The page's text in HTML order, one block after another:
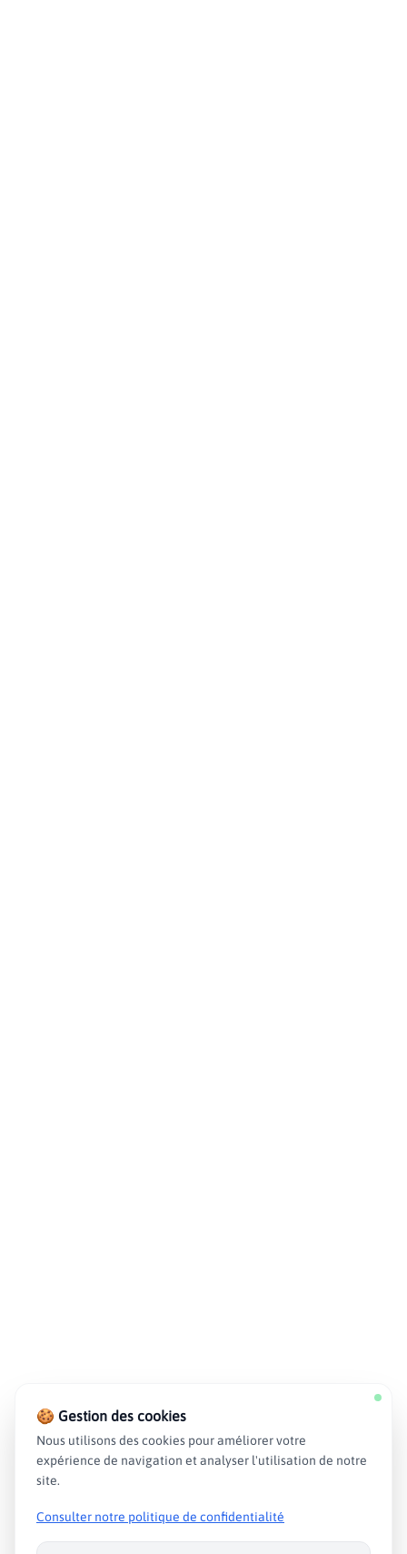
🍪 Gestion des cookies
Nous utilisons des cookies pour améliorer votre
expérience de navigation et analyser l'utilisation de notre
site.
Consulter notre politique de confidentialité